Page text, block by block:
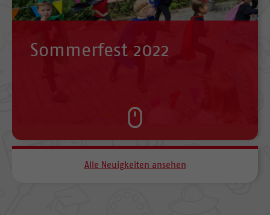
Sommerfest 2022
Alle Neuigkeiten ansehen